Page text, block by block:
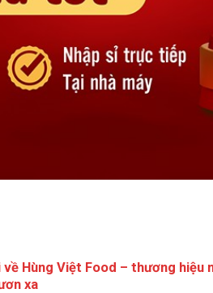
Hùng Việt Food – thương hiệu
xa